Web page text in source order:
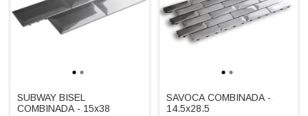
SUBWAY BISEL
COMBINADA - 15x38
SAVOCA COMBINADA -
14.5x28.5